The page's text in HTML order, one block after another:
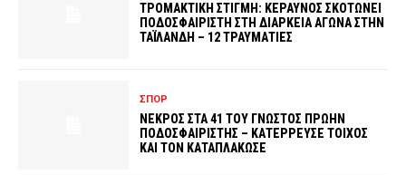
ΤΡΟΜΑΚΤΙΚΗ ΣΤΙΓΜΗ: ΚΕΡΑΥΝΟΣ ΣΚΟΤΩΝΕΙ
ΠΟΔΟΣΦΑΙΡΙΣΤΗ ΣΤΗ ΔΙΑΡΚΕΙΑ ΑΓΩΝΑ ΣΤΗΝ
ΤΑΪΛΑΝΔΗ – 12 ΤΡΑΥΜΑΤΙΕΣ
ΣΠΟΡ
ΝΕΚΡΟΣ ΣΤΑ 41 ΤΟΥ ΓΝΩΣΤΟΣ ΠΡΩΗΝ
ΠΟΔΟΣΦΑΙΡΙΣΤΗΣ – ΚΑΤΕΡΡΕΥΣΕ ΤΟΙΧΟΣ
ΚΑΙ ΤΟΝ ΚΑΤΑΠΛΑΚΩΣΕ